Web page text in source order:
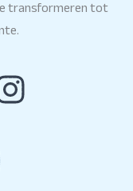
transformeren tot